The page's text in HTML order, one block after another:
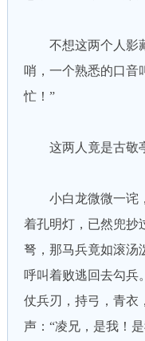
不想这两个人影藏
哨，一个熟悉的口音
忙！”
这两人竟是古敬亭
小白龙微微一诧，
着孔明灯，已然兜抄
弩，那马兵竟如滚汤
呼叫着败逃回去勾兵
仗兵刃，持弓，青衣
声：“凌兄，是我！